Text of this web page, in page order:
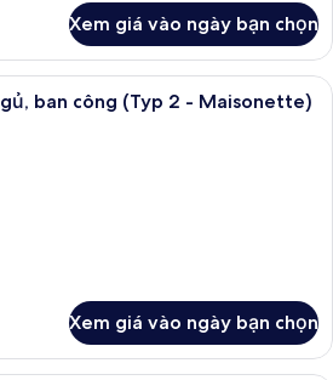
Xem giá vào ngày bạn chọn
ban công (Typ 2 - Maisonette)
Xem giá vào ngày bạn chọn